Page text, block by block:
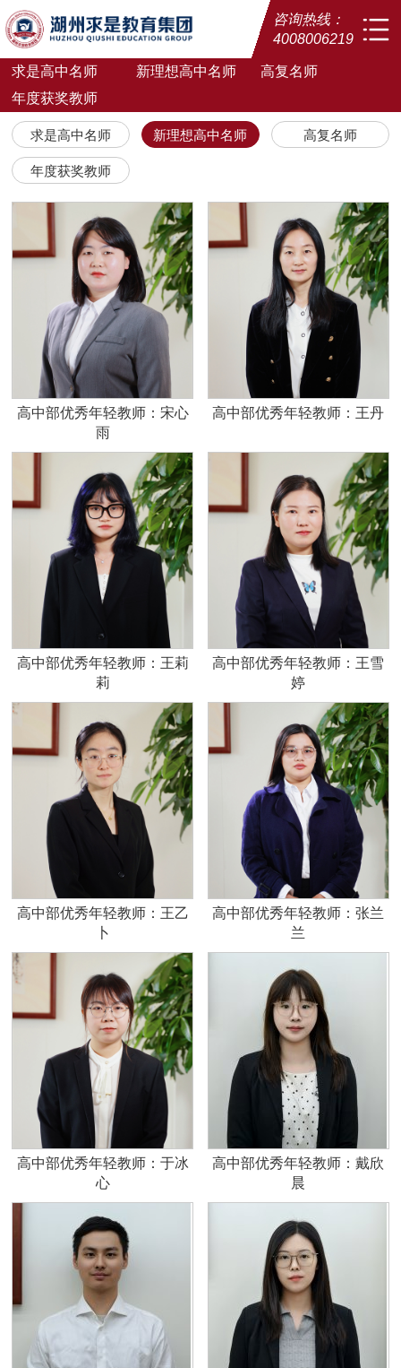
咨询热线：
4008006219
求是高中名师 新理想高中名师
高复名师
年度获奖教师
求是高中名师 新理想高中名师 高复名师
年度获奖教师
高中部优秀年轻教师：宋心
雨
高中部优秀年轻教师：王丹
高中部优秀年轻教师：王莉
莉
高中部优秀年轻教师：王雪
婷
高中部优秀年轻教师：王乙
卜
高中部优秀年轻教师：张兰
兰
高中部优秀年轻教师：于冰
心
高中部优秀年轻教师：戴欣
晨